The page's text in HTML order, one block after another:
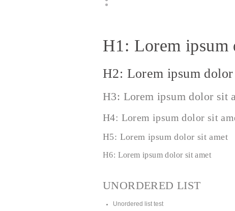
H1: Lorem ipsum
H2: Lorem ipsum
H3: Lorem ipsum dolor sit
H4: Lorem ipsum dolor sit
H5: Lorem ipsum dolor sit amet
H6: Lorem ipsum dolor sit amet
UNORDERED LIST
Unordered list test